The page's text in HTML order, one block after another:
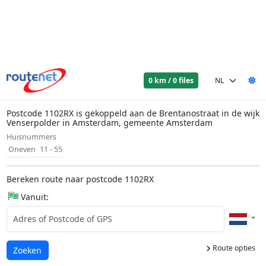
0 km / 0 files
Postcode 1102RX is gekoppeld aan de Brentanostraat in de wijk
Venserpolder in Amsterdam, gemeente Amsterdam
Huisnummers
Oneven 11 - 55
Bereken route naar postcode 1102RX
Vanuit:
Route opties
Laden...
Zoeken